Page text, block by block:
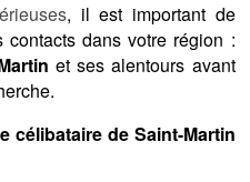
, il est important de
contacts dans votre région :
et ses alentours avant
célibataire de Saint-Martin